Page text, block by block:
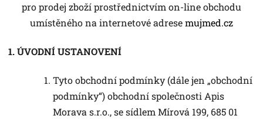
pro prodej zboží prostřednictvím on-line obchodu
umístěného na internetové adresemujmed.cz
1. ÚVODNÍ USTANOVENÍ
Tyto obchodní podmínky (dále jen „obchodní
podmínky“) obchodní společnosti Apis
Morava s.r.o., se sídlem Mírová 199, 685 01